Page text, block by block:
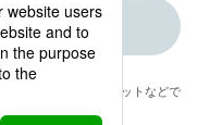
ジ
ラジオ・インターネットなどで